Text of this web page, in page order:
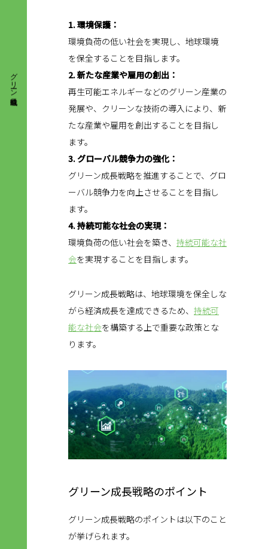
1. 環境保護：
環境負荷の低い社会を実現し、地球環境
を保全することを目指します。
2. 新たな産業や雇用の創出：
再生可能エネルギーなどのグリーン産業の
発展や、クリーンな技術の導入により、新
たな産業や雇用を創出することを目指し
ます。
3. グローバル競争力の強化：
グリーン成長戦略を推進することで、グロ
ーバル競争力を向上させることを目指し
ます。
4. 持続可能な社会の実現：
環境負荷の低い社会を築き、 持続可能な社
会を実現することを目指します。
グリーン成長戦略は、地球環境を保全しな
がら経済成長を達成できるため、 持続可
能な社会を構築する上で重要な政策とな
ります。
グリーン成長戦略のポイント
グリーン成長戦略のポイントは以下のこと
が挙げられます。